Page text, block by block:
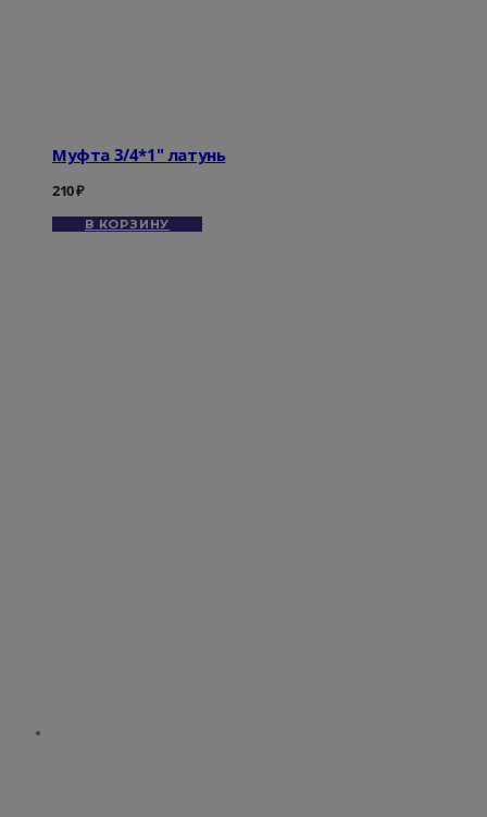
Муфта 3/4*1" латунь
210₽
В КОРЗИНУ